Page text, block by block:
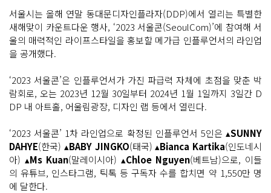
서울시는 올해 연말 동대문디자인플라자(DDP)에서 열리는 특별한
새해맞이 카운트다운 행사, ‘2023 서울콘(SeoulCom)’에 참여해 서
울의 매력적인 라이프스타일을 홍보할 메가급 인플루언서의 라인업
을 공개했다.
‘2023 서울콘’은 인플루언서가 가진 파급력 자체에 초점을 맞춘 박
람회로, 오는 2023년 12월 30일부터 2024년 1월 1일까지 3일간 D
DP 내 아트홀, 어울림광장, 디자인 랩 등에서 열린다.
‘2023 서울콘’ 1차 라인업으로 확정된 인플루언서 5인은 ▴SUNNY
DAHYE(한국) ▴BABY JINGKO(태국) ▴Bianca Kartika(인도네시
아) ▴Ms Kuan(말레이시아) ▴Chloe Nguyen(베트남)으로, 이들
의 유튜브, 인스타그램, 틱톡 등 구독자 수를 합치면 약 1,550만 명
에 달한다.